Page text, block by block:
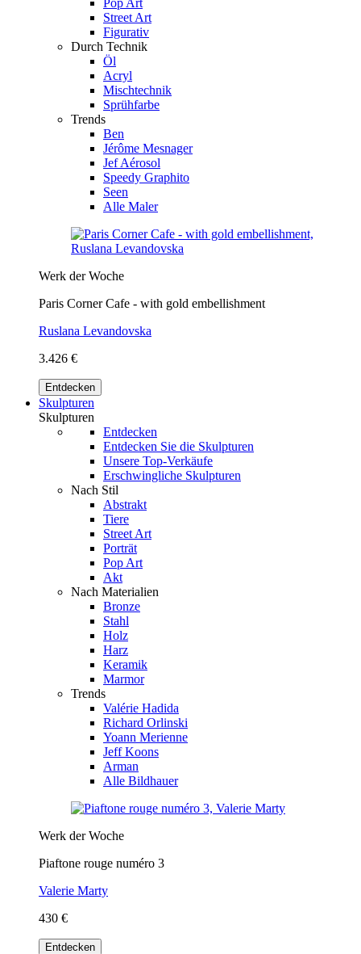
Street Art
Figurativ
Durch Technik
Öl
Acryl
Mischtechnik
Sprühfarbe
Trends
Ben
Jérôme Mesnager
Jef Aérosol
Speedy Graphito
Seen
Alle Maler
Werk der Woche
Paris Corner Cafe - with gold embellishment
Ruslana Levandovska
3.426 €
Entdecken
Skulpturen
Skulpturen
Entdecken
Entdecken Sie die Skulpturen
Unsere Top-Verkäufe
Erschwingliche Skulpturen
Nach Stil
Abstrakt
Tiere
Street Art
Porträt
Pop Art
Akt
Nach Materialien
Bronze
Stahl
Holz
Harz
Keramik
Marmor
Trends
Valérie Hadida
Richard Orlinski
Yoann Merienne
Jeff Koons
Arman
Alle Bildhauer
Werk der Woche
Piaftone rouge numéro 3
Valerie Marty
430 €
Entdecken